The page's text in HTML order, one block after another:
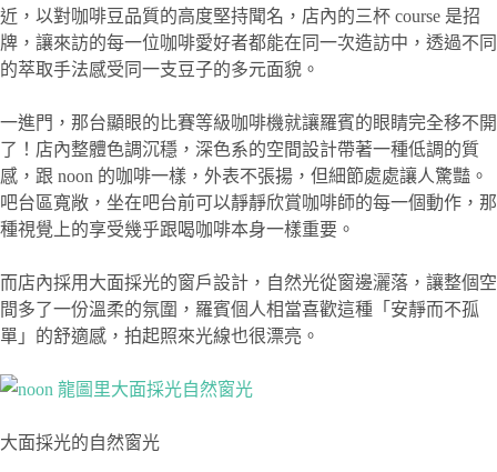
近，以對咖啡豆品質的高度堅持聞名，店內的三杯 course 是招
牌，讓來訪的每一位咖啡愛好者都能在同一次造訪中，透過不同
的萃取手法感受同一支豆子的多元面貌。
一進門，那台顯眼的比賽等級咖啡機就讓羅賓的眼睛完全移不開
了！店內整體色調沉穩，深色系的空間設計帶著一種低調的質
感，跟 noon 的咖啡一樣，外表不張揚，但細節處處讓人驚豔。
吧台區寬敞，坐在吧台前可以靜靜欣賞咖啡師的每一個動作，那
種視覺上的享受幾乎跟喝咖啡本身一樣重要。
而店內採用大面採光的窗戶設計，自然光從窗邊灑落，讓整個空
間多了一份溫柔的氛圍，羅賓個人相當喜歡這種「安靜而不孤
單」的舒適感，拍起照來光線也很漂亮。
大面採光的自然窗光